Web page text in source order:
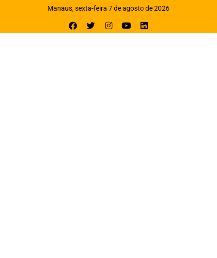
Manaus, sexta-feira 7 de agosto de 2026